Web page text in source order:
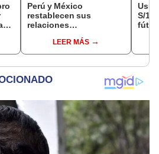
Perú y México
restablecen sus
relaciones
anulan los visados?
LEER MÁS
S/